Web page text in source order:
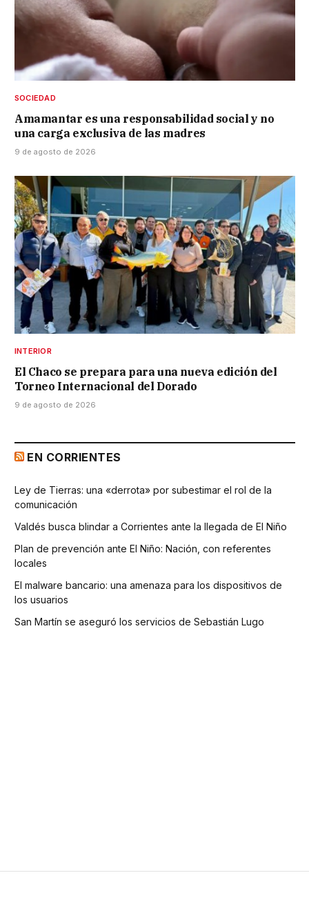
SOCIEDAD
Amamantar es una responsabilidad social y no
una carga exclusiva de las madres
9 de agosto de 2026
INTERIOR
El Chaco se prepara para una nueva edición del
Torneo Internacional del Dorado
9 de agosto de 2026
EN CORRIENTES
Ley de Tierras: una «derrota» por subestimar el rol de la
comunicación
Valdés busca blindar a Corrientes ante la llegada de El Niño
Plan de prevención ante El Niño: Nación, con referentes
locales
El malware bancario: una amenaza para los dispositivos de
los usuarios
San Martín se aseguró los servicios de Sebastián Lugo